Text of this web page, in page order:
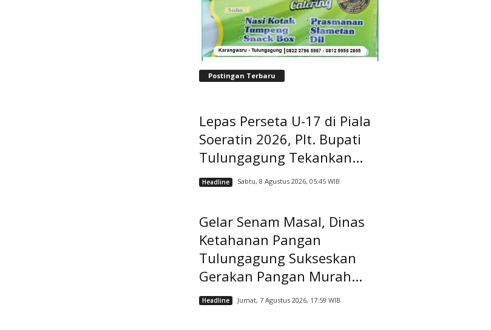
Postingan Terbaru
Lepas Perseta U-17 di Piala
Soeratin 2026, Plt. Bupati
Tulungagung Tekankan...
Headline Sabtu, 8 Agustus 2026, 05:45 WIB
Gelar Senam Masal, Dinas
Ketahanan Pangan
Tulungagung Sukseskan
Gerakan Pangan Murah...
Headline Jumat, 7 Agustus 2026, 17:59 WIB